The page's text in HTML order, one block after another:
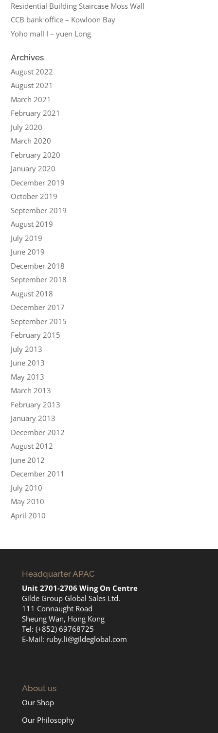
Residential Building Staircase Moss Wall
CCB bank office – Kowloon Bay
Yoho mall I – yuen Long
Archives
August 2022
August 2021
March 2021
February 2021
July 2020
March 2020
February 2020
January 2020
December 2019
October 2019
September 2019
August 2019
July 2019
June 2019
December 2018
September 2018
August 2018
December 2017
September 2015
February 2015
July 2013
June 2013
May 2013
March 2013
February 2013
January 2013
December 2012
August 2012
June 2012
December 2011
July 2010
May 2010
April 2010
Headquarter APAC
Unit 2701-2706 Wing On Centre
Gilde Group Global Sales Ltd.
111 Connaught Road
Sheung Wan, Hong Kong
Tel: (+852) 69768725
E-Mail: ruby.li@gildeglobal.com
About us
Our Shop
Our Philosophy